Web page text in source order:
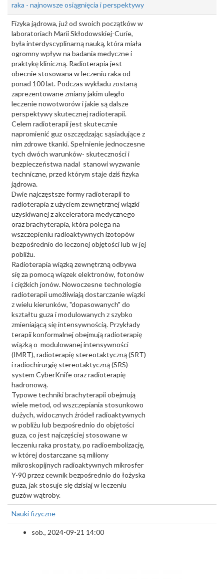
raka - najnowsze osiągnięcia i perspektywy
Fizyka jądrowa, już od swoich początków w
laboratoriach Marii Skłodowskiej-Curie,
była interdyscyplinarną nauką, która miała
ogromny wpływ na badania medyczne i
praktykę kliniczną. Radioterapia jest
obecnie stosowana w leczeniu raka od
ponad 100 lat. Podczas wykładu zostaną
zaprezentowane zmiany jakim uległo
leczenie nowotworów i jakie są dalsze
perspektywy skutecznej radioterapii.
Celem radioterapii jest skutecznie
napromienić guz oszczędzając sąsiadujące z
nim zdrowe tkanki. Spełnienie jednoczesne
tych dwóch warunków- skuteczności i
bezpieczeństwa nadal stanowi wyzwanie
techniczne, przed którym staje dziś fizyka
jądrowa.
Dwie najczęstsze formy radioterapii to
radioterapia z użyciem zewnętrznej wiązki
uzyskiwanej z akceleratora medycznego
oraz brachyterapia, która polega na
wszczepieniu radioaktywnych izotopów
bezpośrednio do leczonej objętości lub w jej
pobliżu.
Radioterapia wiązką zewnętrzną odbywa
się za pomocą wiązek elektronów, fotonów
i ciężkich jonów. Nowoczesne technologie
radioterapii umożliwiają dostarczanie wiązki
z wielu kierunków, "dopasowanych" do
kształtu guza i modulowanych z szybko
zmieniającą się intensywnością. Przykłady
terapii konformalnej obejmują radioterapię
wiązką o modulowanej intensywności
(IMRT), radioterapię stereotaktyczną (SRT)
i radiochirurgię stereotaktyczną (SRS)-
system CyberKnife oraz radioterapię
hadronową.
Typowe techniki brachyterapii obejmują
wiele metod, od wszczepiania stosunkowo
dużych, widocznych źródeł radioaktywnych
w pobliżu lub bezpośrednio do objętości
guza, co jest najczęściej stosowane w
leczeniu raka prostaty, po radioembolizację,
w której dostarczane są miliony
mikroskopijnych radioaktywnych mikrosfer
Y-90 przez cewnik bezpośrednio do łożyska
guza, jak stosuje się dzisiaj w leczeniu
guzów wątroby.
Nauki fizyczne
sob., 2024-09-21 14:00